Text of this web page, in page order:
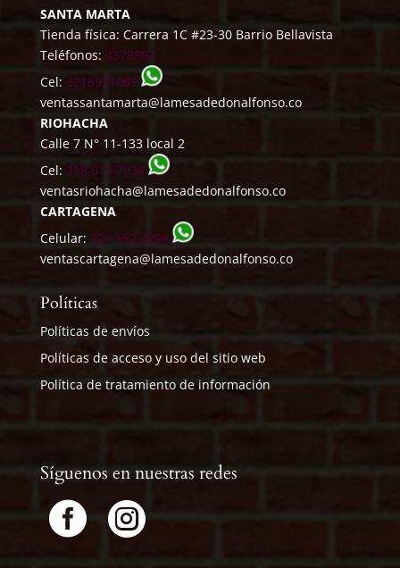
SANTA MARTA
Tienda física: Carrera 1C #23-30 Barrio Bellavista
Teléfonos: 4378807
Cel: 3218971089
ventassantamarta@lamesadedonalfonso.co
RIOHACHA
Calle 7 N° 11-133 local 2
Cel: 318 619 7034
ventasriohacha@lamesadedonalfonso.co
CARTAGENA
Celular: 320 552 4298
ventascartagena@lamesadedonalfonso.co
Políticas
Políticas de envíos
Políticas de acceso y uso del sitio web
Política de tratamiento de información
Síguenos en nuestras redes
 